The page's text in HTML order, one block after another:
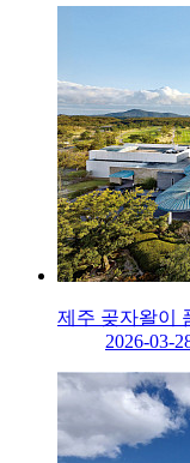
제주 곶자왈이
2026-03-